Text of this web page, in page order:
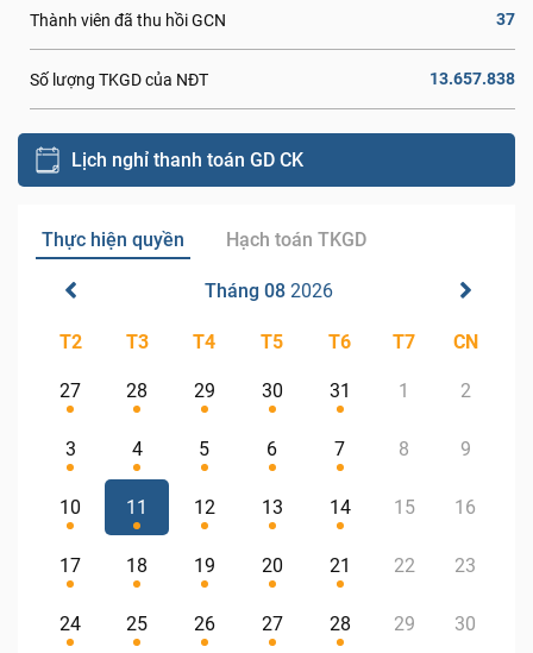
Thành viên đã thu hồi GCN 37
Số lượng TKGD của NĐT 13.657.838
Lịch nghỉ thanh toán GD CK
Thực hiện quyền Hạch toán TKGD
Tháng 08 2026
T2 T3 T4 T5 T6 T7 CN
27 28 29 30 31 1 2
3 4 5 6 7 8 9
10 11 12 13 14 15 16
17 18 19 20 21 22 23
24 25 26 27 28 29 30